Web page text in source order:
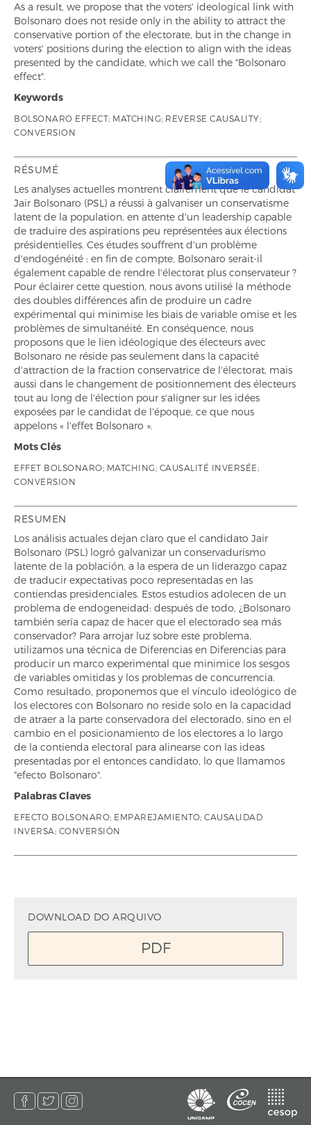
As a result, we propose that the voters' ideological link with
Bolsonaro does not reside only in the ability to attract the
conservative portion of the electorate, but in the change in
voters' positions during the election to align with the ideas
presented by the candidate, which we call the "Bolsonaro
effect".
Keywords
BOLSONARO EFFECT; MATCHING; REVERSE CAUSALITY;
CONVERSION
RÉSUMÉ
Les analyses actuelles montrent clairement que le candidat
Jair Bolsonaro (PSL) a réussi à galvaniser un conservatisme
latent de la population, en attente d'un leadership capable
de traduire des aspirations peu représentées aux élections
présidentielles. Ces études souffrent d'un problème
d'endogénéité : en fin de compte, Bolsonaro serait-il
également capable de rendre l'électorat plus conservateur ?
Pour éclairer cette question, nous avons utilisé la méthode
des doubles différences afin de produire un cadre
expérimental qui minimise les biais de variable omise et les
problèmes de simultanéité. En conséquence, nous
proposons que le lien idéologique des électeurs avec
Bolsonaro ne réside pas seulement dans la capacité
d'attraction de la fraction conservatrice de l'électorat, mais
aussi dans le changement de positionnement des électeurs
tout au long de l'élection pour s'aligner sur les idées
exposées par le candidat de l'époque, ce que nous
appelons « l'effet Bolsonaro ».
Mots Clés
EFFET BOLSONARO; MATCHING; CAUSALITÉ INVERSÉE;
CONVERSION
RESUMEN
Los análisis actuales dejan claro que el candidato Jair
Bolsonaro (PSL) logró galvanizar un conservadurismo
latente de la población, a la espera de un liderazgo capaz
de traducir expectativas poco representadas en las
contiendas presidenciales. Estos estudios adolecen de un
problema de endogeneidad: después de todo, ¿Bolsonaro
también sería capaz de hacer que el electorado sea más
conservador? Para arrojar luz sobre este problema,
utilizamos una técnica de Diferencias en Diferencias para
producir un marco experimental que minimice los sesgos
de variables omitidas y los problemas de concurrencia.
Como resultado, proponemos que el vínculo ideológico de
los electores con Bolsonaro no reside solo en la capacidad
de atraer a la parte conservadora del electorado, sino en el
cambio en el posicionamiento de los electores a lo largo
de la contienda electoral para alinearse con las ideas
presentadas por el entonces candidato, lo que llamamos
"efecto Bolsonaro".
Palabras Claves
EFECTO BOLSONARO; EMPAREJAMIENTO; CAUSALIDAD
INVERSA; CONVERSIÓN
DOWNLOAD DO ARQUIVO
PDF